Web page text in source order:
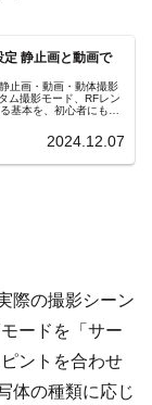
定 静止画と動画で
止画・動画・動体撮影
ム撮影モード、RFレン
基本を、初心者にも分
2024.12.07
際の撮影シーン
ードを「サー
ントを合わせ
体の種類に応じ